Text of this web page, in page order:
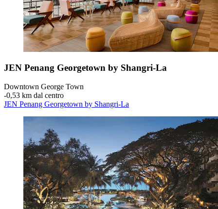
JEN Penang Georgetown by Shangri-La
Downtown George Town
‐0,53 km dal centro
JEN Penang Georgetown by Shangri-La